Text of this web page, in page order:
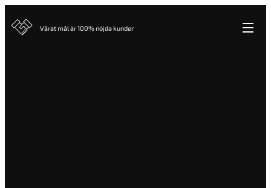
Vårat mål är 100% nöjda kunder